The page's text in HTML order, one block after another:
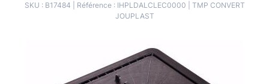
SKU : B17484 | Référence : IHPLDALCLEC0000
TMP CONVERT
JOUPLAST